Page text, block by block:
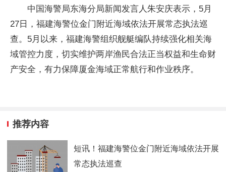
中国海警局东海分局新闻发言人朱安庆表示，5月
27日，福建海警位金门附近海域依法开展常态执法巡
查。5月以来，福建海警组织舰艇编队持续强化相关海
域管控力度，切实维护两岸渔民合法正当权益和生命财
产安全，有力保障厦金海域正常航行和作业秩序。
推荐内容
短讯！福建海警位金门附近海域依法开展
常态执法巡查